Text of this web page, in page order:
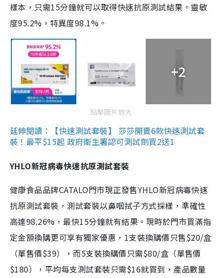
樣本，只需15分鐘就可以取得快速抗原測試結果。靈敏
度95.2%，特異度98.1%。
+2
點擊圖片放大
延伸閱讀：【快速測試套裝】 莎莎開賣6款快速測試套
裝！最平$15起 政府衛生署認可測試劑買2送1
YHLO新冠病毒快速抗原測試套裝
健康食品品牌CATALO門市現正發售YHLO新冠病毒快速
抗原測試套裝，測試套裝以鼻咽拭子方式採樣，準確性
高達98.26%，最快15分鐘就有結果。現時於門市買滿指
定金額換購更可享有獨家優惠，1支裝換購價只售$20/盒
（單售價$39），而5支裝換購價只需$80/盒（單售價
$180），平均每支測試套裝只需$16就買到，產品數量